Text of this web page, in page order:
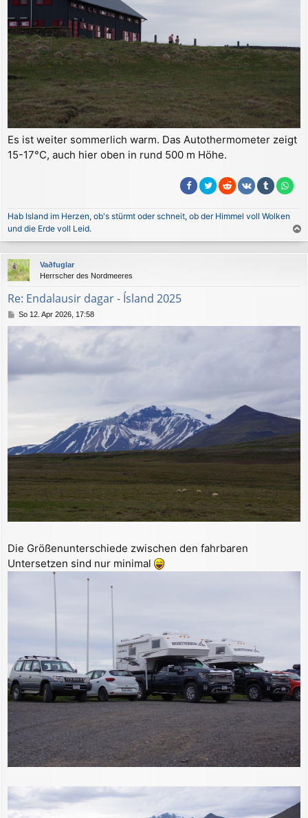
Es ist weiter sommerlich warm. Das Autothermometer zeigt
15-17°C, auch hier oben in rund 500 m Höhe.
Hab Island im Herzen, ob's stürmt oder schneit, ob der Himmel voll Wolken
und die Erde voll Leid.
a
c
Vaðfuglar
Herrscher des Nordmeeres
Re: Endalausir dagar - Ísland 2025
B
e
t
g
So 12. Apr 2026, 17:58
Die Größenunterschiede zwischen den fahrbaren
Untersetzen sind nur minimal